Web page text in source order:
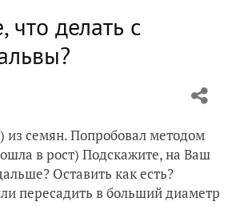
что делать с
семян. Попробовал методом
в рост) Подскажите, на Ваш
Оставить как есть?
пересадить в больший диаметр